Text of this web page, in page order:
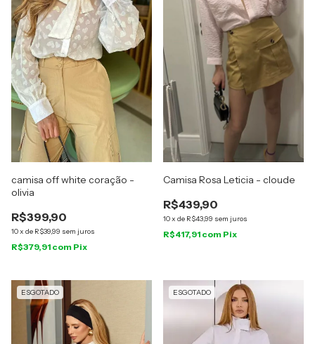
camisa off white coração -
olivia
R$399,90
10x de R$39,99 sem juros
R$379,91 com Pix
Camisa Rosa Leticia - cloude
R$439,90
10x de R$43,99 sem juros
R$417,91 com Pix
ESGOTADO ESGOTADO